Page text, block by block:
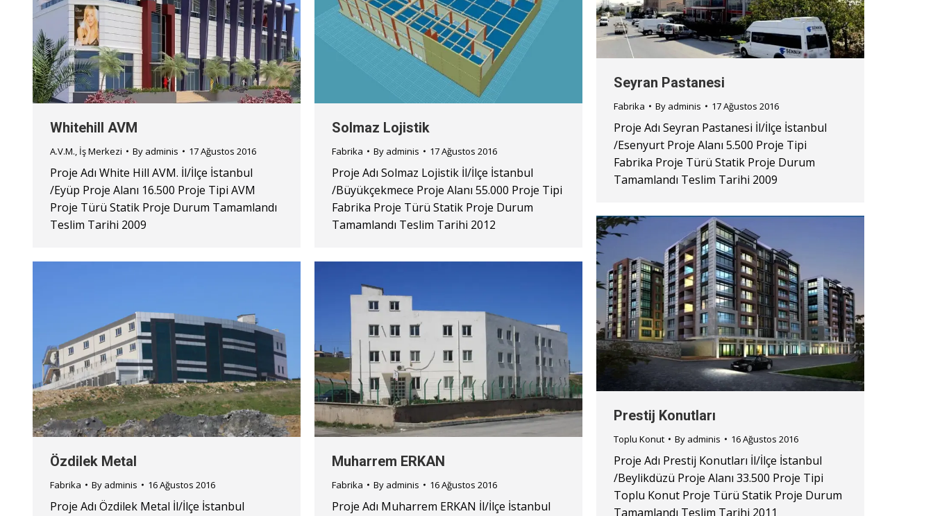
Whitehill AVM
A.V.M., İş Merkezi By adminis 17 Ağustos 2016
Proje Adı White Hill AVM. İl/İlçe İstanbul
/Eyüp Proje Alanı 16.500 Proje Tipi AVM
Proje Türü Statik Proje Durum Tamamlandı
Teslim Tarihi 2009
Solmaz Lojistik
Fabrika By adminis 17 Ağustos 2016
Proje Adı Solmaz Lojistik İl/İlçe İstanbul
/Büyükçekmece Proje Alanı 55.000 Proje Tipi
Fabrika Proje Türü Statik Proje Durum
Tamamlandı Teslim Tarihi 2012
Seyran Pastanesi
Fabrika By adminis 17 Ağustos 2016
Proje Adı Seyran Pastanesi İl/İlçe İstanbul
/Esenyurt Proje Alanı 5.500 Proje Tipi
Fabrika Proje Türü Statik Proje Durum
Tamamlandı Teslim Tarihi 2009
Prestij Konutları
Toplu Konut By adminis 16 Ağustos 2016
Proje Adı Prestij Konutları İl/İlçe İstanbul
/Beylikdüzü Proje Alanı 33.500 Proje Tipi
Toplu Konut Proje Türü Statik Proje Durum
Tamamlandı Teslim Tarihi 2011
Özdilek Metal
Fabrika By adminis 16 Ağustos 2016
Proje Adı Özdilek Metal İl/İlçe İstanbul
Muharrem ERKAN
Fabrika By adminis 16 Ağustos 2016
Proje Adı Muharrem ERKAN İl/İlçe İstanbul